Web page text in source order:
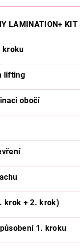
LAMINATION+ KIT
kroku
lifting
obočí
krok + 2. krok)
1. kroku